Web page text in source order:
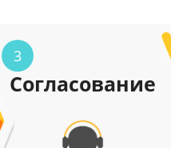
3
Согласование